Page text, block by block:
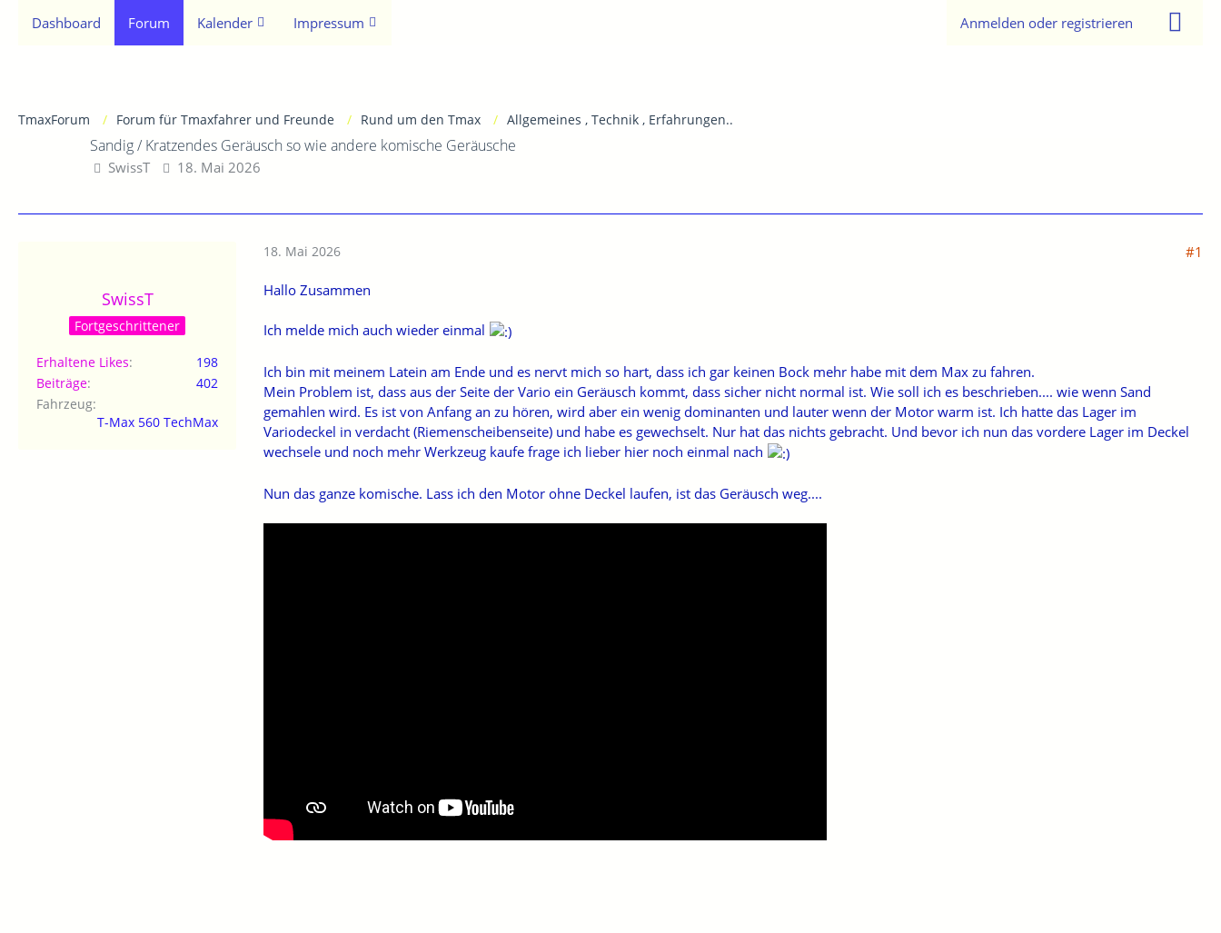
Dashboard Forum Kalender Impressum Anmelden oder registrieren
TmaxForum Forum für Tmaxfahrer und Freunde Rund um den Tmax Allgemeines , Technik , Erfahrungen..
Sandig / Kratzendes Geräusch so wie andere komische Geräusche
SwissT 18. Mai 2026
SwissT
Fortgeschrittener
Erhaltene Likes
198
Beiträge
402
Fahrzeug
T-Max 560 TechMax
18. Mai 2026 #1
Hallo Zusammen
Ich melde mich auch wieder einmal
Ich bin mit meinem Latein am Ende und es nervt mich so hart, dass ich gar keinen Bock mehr habe mit dem Max zu fahren.
Mein Problem ist, dass aus der Seite der Vario ein Geräusch kommt, dass sicher nicht normal ist. Wie soll ich es beschrieben.... wie wenn Sand
gemahlen wird. Es ist von Anfang an zu hören, wird aber ein wenig dominanten und lauter wenn der Motor warm ist. Ich hatte das Lager im
Variodeckel in verdacht (Riemenscheibenseite) und habe es gewechselt. Nur hat das nichts gebracht. Und bevor ich nun das vordere Lager im Deckel
wechsele und noch mehr Werkzeug kaufe frage ich lieber hier noch einmal nach
Nun das ganze komische. Lass ich den Motor ohne Deckel laufen, ist das Geräusch weg....